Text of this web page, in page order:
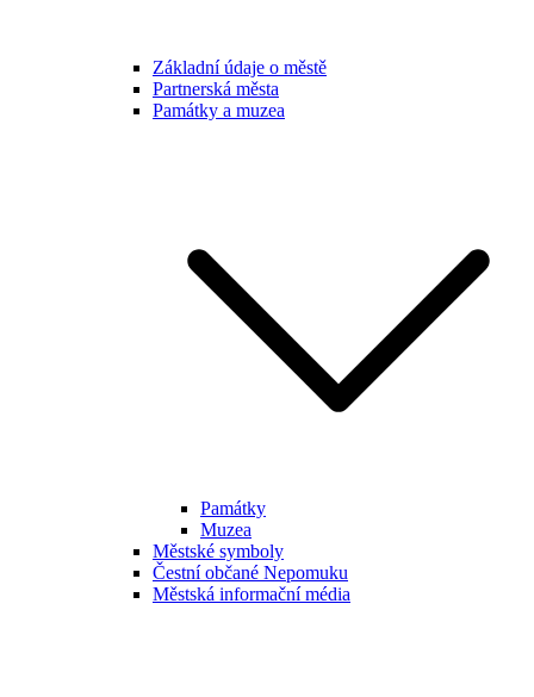
Základní údaje o městě
Partnerská města
Památky a muzea
Památky
Muzea
Městské symboly
Čestní občané Nepomuku
Městská informační média